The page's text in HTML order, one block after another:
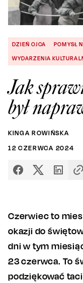
DZIEŃ OJCA POMYSŁ
WYDARZENIA
Jak
był
KINGA ROWIŃSKA
12 CZERWCA 2024
Czerwiec to
okazji do
dni w tym
23 czerwca. To
podziękować